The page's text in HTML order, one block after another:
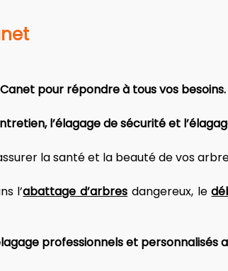
pour répondre à tous vos besoins.
l’élagage de sécurité et
la santé et la beauté de vos
l’abattage d’arbres dangereux, le
professionnels et personnalisés